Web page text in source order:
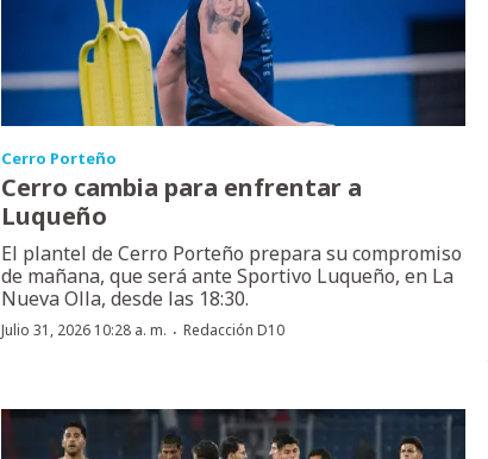
Cerro Porteño
Cerro cambia para enfrentar a
Luqueño
El plantel de Cerro Porteño prepara su compromiso
de mañana, que será ante Sportivo Luqueño, en La
Nueva Olla, desde las 18:30.
Julio 31, 2026 10:28 a. m. ·Redacción D10